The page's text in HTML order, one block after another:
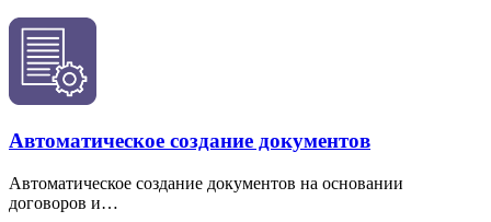
Автоматическое создание документов
Автоматическое создание документов на основании
договоров и…